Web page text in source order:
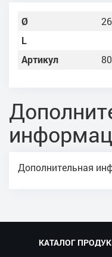
Ø
26
L
Артикул
Дополнительная
КАТАЛОГ